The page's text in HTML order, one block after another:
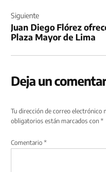
Siguiente
Juan Diego Flórez
Plaza Mayor de Lima
Deja un
Tu dirección de correo electrónico
obligatorios están marcados con*
Comentario*